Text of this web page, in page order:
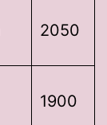
2050
1900